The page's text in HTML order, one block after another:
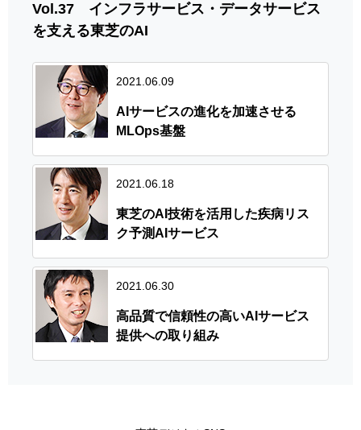
Vol.37 インフラサービス・データサービス
を支える東芝のAI
2021.06.09
AIサービスの進化を加速させる
MLOps基盤
2021.06.18
東芝のAI技術を活用した疾病リス
ク予測AIサービス
2021.06.30
高品質で信頼性の高いAIサービス
提供への取り組み